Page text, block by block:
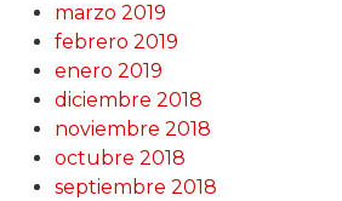
marzo 2019
febrero 2019
enero 2019
diciembre 2018
noviembre 2018
octubre 2018
septiembre 2018